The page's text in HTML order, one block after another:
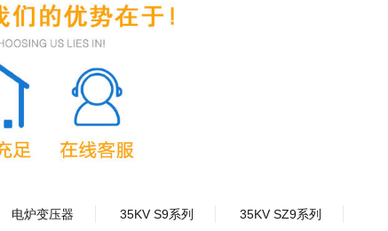
电炉变压器 35KV S9系列
35KV SZ9系列